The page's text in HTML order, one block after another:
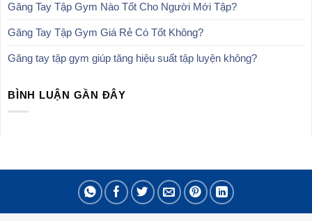
Găng Tay Tập Gym Nào Tốt Cho Người Mới Tập?
Găng Tay Tập Gym Giá Rẻ Có Tốt Không?
Găng tay tập gym giúp tăng hiệu suất tập luyện không?
BÌNH LUẬN GẦN ĐÂY